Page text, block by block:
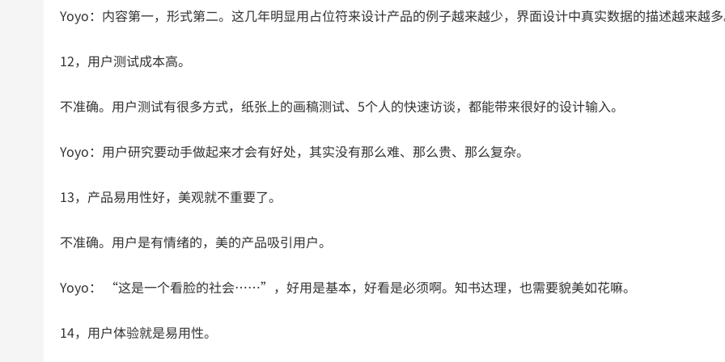
Yoyo：内容第一，形式第二。这几年明显用占位符来设计产品的例子越来越少，界面设计中真实数据的描述越来越
12，用户测试成本高。
不准确。用户测试有很多方式，纸张上的画稿测试、5个人的快速访谈，都能带来很好的设计输入。
Yoyo：用户研究要动手做起来才会有好处，其实没有那么难、那么贵、那么复杂。
13，产品易用性好，美观就不重要了。
不准确。用户是有情绪的，美的产品吸引用户。
Yoyo： “这是一个看脸的社会……”，好用是基本，好看是必须啊。知书达理，也需要貌美如花嘛。
14，用户体验就是易用性。